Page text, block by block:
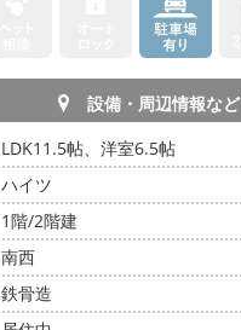
設備・周辺情報など
LDK11.5帖、洋室6.5帖
ハイツ
1階/2階建
南西
鉄骨造